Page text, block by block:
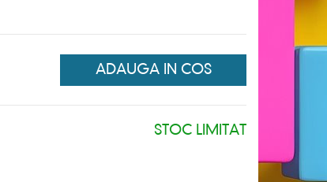
ADAUGA IN COS
STOC LIMITAT